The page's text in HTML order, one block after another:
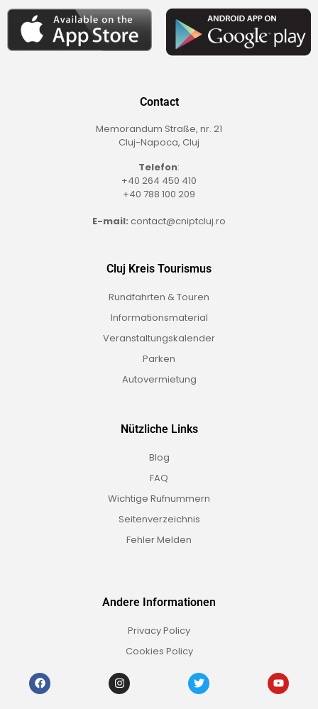
Contact
Memorandum Straße, nr. 21
Cluj-Napoca, Cluj
Telefon:
+40 264 450 410
+40 788 100 209
E-mail: contact@cniptcluj.ro
Cluj Kreis Tourismus
Rundfahrten & Touren
Informationsmaterial
Veranstaltungskalender
Parken
Autovermietung
Nützliche Links
Blog
FAQ
Wichtige Rufnummern
Seitenverzeichnis
Fehler Melden
Andere Informationen
Privacy Policy
Cookies Policy